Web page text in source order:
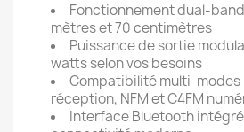
Fonctionnement dual-
mètres et 70 centimètres
Puissance de sortie
watts selon vos besoins
Compatibilité multi-modes
réception, NFM et C4FM
Interface Bluetooth